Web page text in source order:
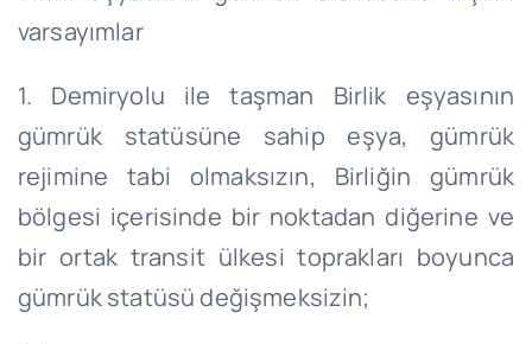
varsayımlar
1. Demiryolu ile taşman Birlik eşyasının
gümrük statüsüne sahip eşya, gümrük
rejimine tabi olmaksızın, Birliğin gümrük
bölgesi içerisinde bir noktadan diğerine ve
bir ortak transit ülkesi toprakları boyunca
gümrük statüsü değişmeksizin;